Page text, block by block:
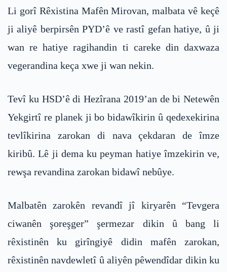
Li gorî Rêxistina Mafên Mirovan, malbata vê keçê
ji aliyê berpirsên PYD’ê ve rastî gefan hatiye, û ji
wan re hatiye ragihandin ti careke din daxwaza
vegerandina keça xwe ji wan nekin.
Tevî ku HSD’ê di Hezîrana 2019’an de bi Netewên
Yekgirtî re planek ji bo bidawîkirin û qedexekirina
tevlîkirina zarokan di nava çekdaran de îmze
kiribû. Lê ji dema ku peyman hatiye îmzekirin ve,
rewşa revandina zarokan bidawî nebûye.
Malbatên zarokên revandî jî kiryarên “Tevgera
ciwanên şoreşger” şermezar dikin û bang li
rêxistinên ku girîngiyê didin mafên zarokan,
rêxistinên navdewletî û aliyên pêwendîdar dikin ku